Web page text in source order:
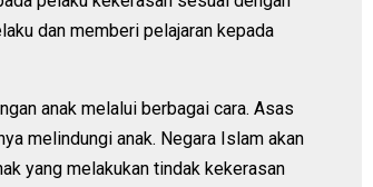
dan memberi pelajaran kepada
anak melalui berbagai cara. Asas
melindungi anak. Negara Islam akan
yang melakukan tindak kekerasan